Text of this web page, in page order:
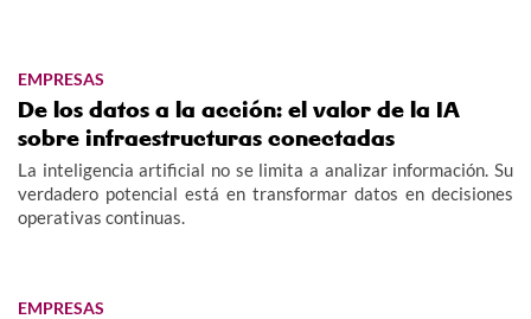
EMPRESAS
De los datos a la acción: el valor de la IA
sobre infraestructuras conectadas
La inteligencia artificial no se limita a analizar información. Su
verdadero potencial está en transformar datos en decisiones
operativas continuas.
EMPRESAS